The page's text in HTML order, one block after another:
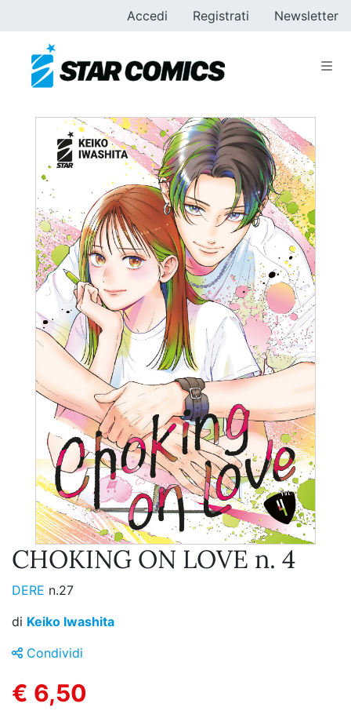
Accedi Registrati Newsletter
CHOKING ON LOVE n. 4
DERE n.27
di Keiko Iwashita
Condividi
€ 6,50